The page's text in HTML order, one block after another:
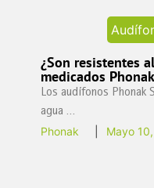
¿Son resistentes
medicados
Los audífonos Phonak
agua …
Phonak Mayo